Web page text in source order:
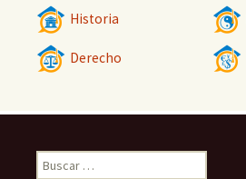
Historia
Derecho
Buscar: